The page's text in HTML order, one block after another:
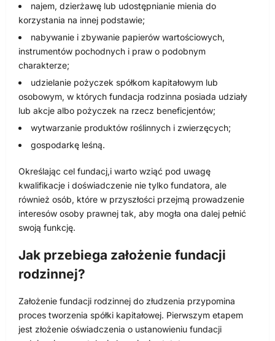
najem, dzierżawę lub udostępnianie mienia do
korzystania na innej podstawie;
nabywanie i zbywanie papierów wartościowych,
instrumentów pochodnych i praw o podobnym
charakterze;
udzielanie pożyczek spółkom kapitałowym lub
osobowym, w których fundacja rodzinna posiada udziały
lub akcje albo pożyczek na rzecz beneficjentów;
wytwarzanie produktów roślinnych i zwierzęcych;
gospodarkę leśną.
Określając cel fundacj,i warto wziąć pod uwagę
kwalifikacje i doświadczenie nie tylko fundatora, ale
również osób, które w przyszłości przejmą prowadzenie
interesów osoby prawnej tak, aby mogła ona dalej pełnić
swoją funkcję.
Jak przebiega założenie fundacji
rodzinnej?
Założenie fundacji rodzinnej do złudzenia przypomina
proces tworzenia spółki kapitałowej. Pierwszym etapem
jest złożenie oświadczenia o ustanowieniu fundacji